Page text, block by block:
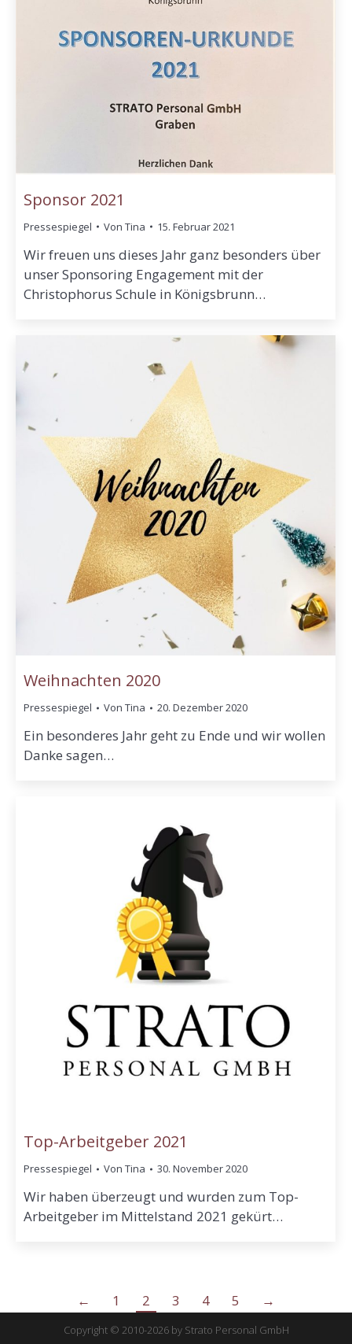
Sponsor 2021
Pressespiegel Von Tina 15. Februar 2021
Wir freuen uns dieses Jahr ganz besonders über
unser Sponsoring Engagement mit der
Christophorus Schule in Königsbrunn…
Weihnachten 2020
Pressespiegel Von Tina 20. Dezember 2020
Ein besonderes Jahr geht zu Ende und wir wollen
Danke sagen…
Top-Arbeitgeber 2021
Pressespiegel Von Tina 30. November 2020
Wir haben überzeugt und wurden zum Top-
Arbeitgeber im Mittelstand 2021 gekürt…
← 1 2 3 4 5 →
Copyright © 2010-2026 by Strato Personal GmbH